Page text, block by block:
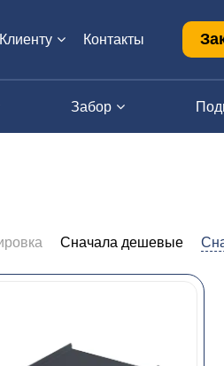
Клиенту Контакты
Забор
Сначала дешевые